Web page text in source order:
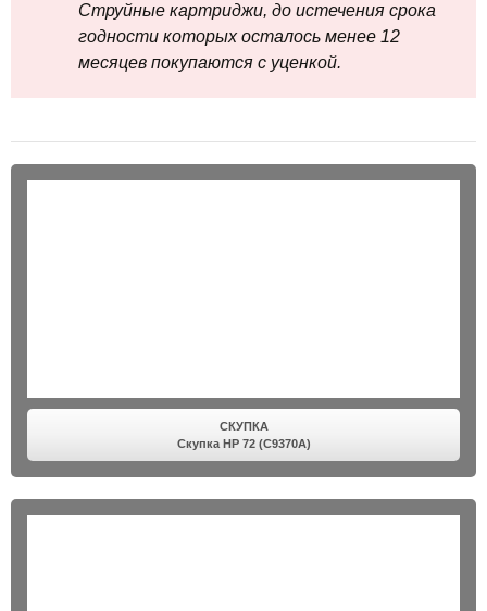
Струйные картриджи, до истечения срока
годности которых осталось менее 12
месяцев покупаются с уценкой.
СКУПКА
Скупка HP 72 (C9370A)